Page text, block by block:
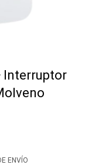
Interruptor
ENVÍO